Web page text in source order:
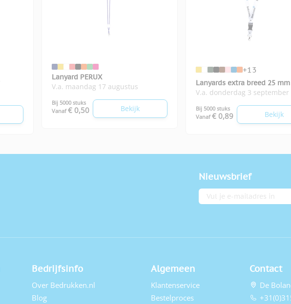
Lanyard PERUX
V.a. maandag 17 augustus
Bij 5000 stuks
Vanaf € 0,50 Bekijk
+13
Lanyards extra breed 25 mm
V.a. donderdag 3 september
Bij 5000 stuks
Vanaf € 0,89 Bekijk
Nieuwsbrief
E-mailadres
Bedrijfsinfo
Over Bedrukken.nl
Blog
Algemeen
Klantenservice
Bestelproces
Contact
De